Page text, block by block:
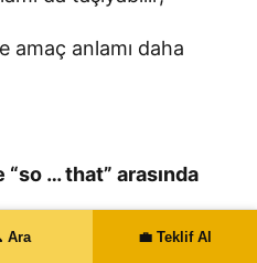
amaç anlamı daha
… that” arasında
Ara 💼 Teklif Al